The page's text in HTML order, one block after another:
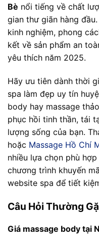
Bè nổi tiếng về chất
gian thư giãn hàng
kinh nghiệm, phong
kết về sản phẩm an
yêu thích năm 2025.
Hãy ưu tiên dành thời
spa làm đẹp uy tín
body hay massage
phục hồi tinh thần, tái
lượng sống của bạn.
hoặc Massage Hồ Chí
nhiều lựa chọn phù
chương trình khuyến
website spa để tiết
Câu Hỏi Thường
Giá massage body tại